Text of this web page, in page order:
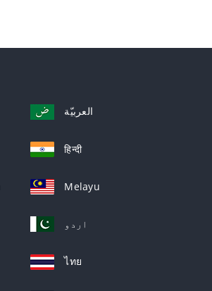
العربيّة
हिन्दी
Melayu
اردو
ไทย